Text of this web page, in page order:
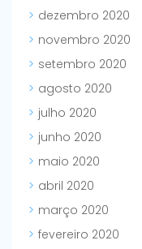
dezembro 2020
novembro 2020
setembro 2020
agosto 2020
julho 2020
junho 2020
maio 2020
abril 2020
março 2020
fevereiro 2020